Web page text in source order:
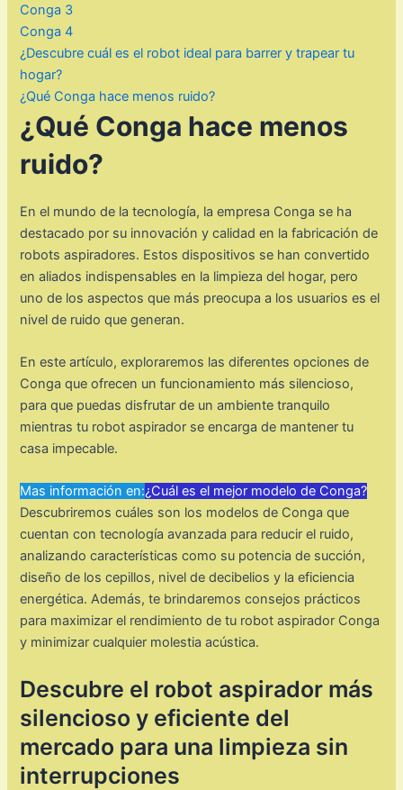
Conga 3
Conga 4
¿Descubre cuál es el robot ideal para barrer y trapear tu
hogar?
¿Qué Conga hace menos ruido?
¿Qué Conga hace menos
ruido?
En el mundo de la tecnología, la empresa Conga se ha
destacado por su innovación y calidad en la fabricación de
robots aspiradores. Estos dispositivos se han convertido
en aliados indispensables en la limpieza del hogar, pero
uno de los aspectos que más preocupa a los usuarios es el
nivel de ruido que generan.
En este artículo, exploraremos las diferentes opciones de
Conga que ofrecen un funcionamiento más silencioso,
para que puedas disfrutar de un ambiente tranquilo
mientras tu robot aspirador se encarga de mantener tu
casa impecable.
Mas información en:¿Cuál es el mejor modelo de Conga?
Descubriremos cuáles son los modelos de Conga que
cuentan con tecnología avanzada para reducir el ruido,
analizando características como su potencia de succión,
diseño de los cepillos, nivel de decibelios y la eficiencia
energética. Además, te brindaremos consejos prácticos
para maximizar el rendimiento de tu robot aspirador Conga
y minimizar cualquier molestia acústica.
Descubre el robot aspirador más
silencioso y eficiente del
mercado para una limpieza sin
interrupciones